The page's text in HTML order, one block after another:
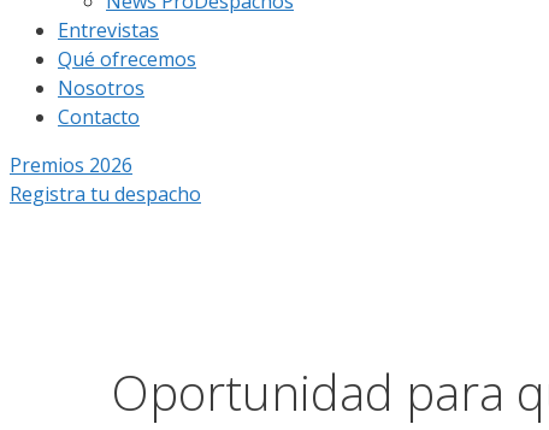
Entrevistas
Qué ofrecemos
Nosotros
Contacto
Premios 2026
Registra tu despacho
Oportunidad para